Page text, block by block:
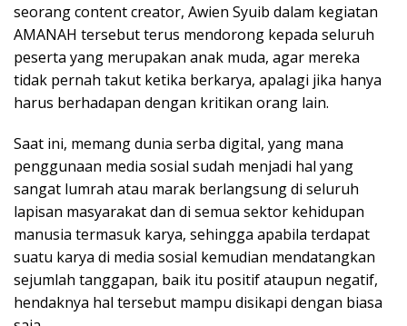
seorang content creator, Awien Syuib dalam kegiatan
AMANAH tersebut terus mendorong kepada seluruh
peserta yang merupakan anak muda, agar mereka
tidak pernah takut ketika berkarya, apalagi jika hanya
harus berhadapan dengan kritikan orang lain.
Saat ini, memang dunia serba digital, yang mana
penggunaan media sosial sudah menjadi hal yang
sangat lumrah atau marak berlangsung di seluruh
lapisan masyarakat dan di semua sektor kehidupan
manusia termasuk karya, sehingga apabila terdapat
suatu karya di media sosial kemudian mendatangkan
sejumlah tanggapan, baik itu positif ataupun negatif,
hendaknya hal tersebut mampu disikapi dengan biasa